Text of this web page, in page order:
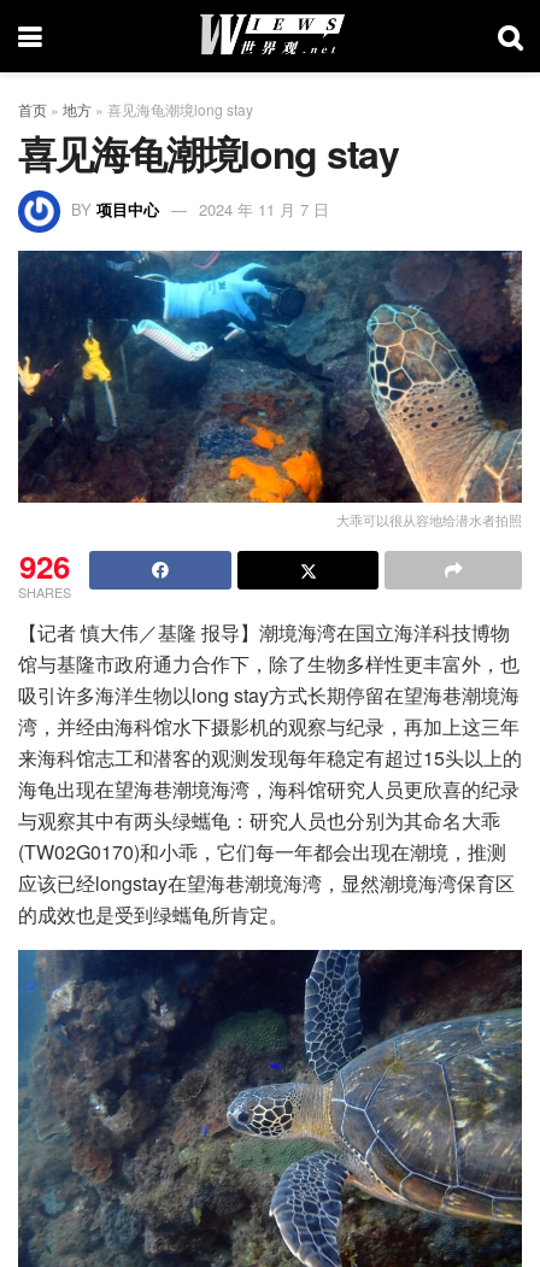
首页 » 地方 » 喜见海龟潮境long stay
喜见海龟潮境long stay
BY 项目中心 2024 年 11 月 7 日
大乖可以很从容地给潜水者拍照
926
SHARES
【记者 慎大伟／基隆 报导】潮境海湾在国立海洋科技博物
馆与基隆市政府通力合作下，除了生物多样性更丰富外，也
吸引许多海洋生物以long stay方式长期停留在望海巷潮境海
湾，并经由海科馆水下摄影机的观察与纪录，再加上这三年
来海科馆志工和潜客的观测发现每年稳定有超过15头以上的
海龟出现在望海巷潮境海湾，海科馆研究人员更欣喜的纪录
与观察其中有两头绿蠵龟：研究人员也分别为其命名大乖
(TW02G0170)和小乖，它们每一年都会出现在潮境，推测
应该已经longstay在望海巷潮境海湾，显然潮境海湾保育区
的成效也是受到绿蠵龟所肯定。